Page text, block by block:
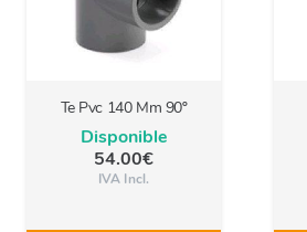
Te Pvc 140 Mm 90º
Disponible
54.00€
IVA Incl.